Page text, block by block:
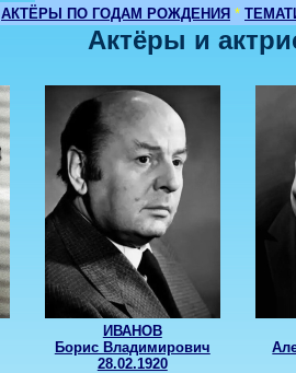
АКТЁРЫ ПО ГОДАМ РОЖДЕНИЯ *
Актёры и
ИВАНОВ
Борис Владимирович
28.02.1920